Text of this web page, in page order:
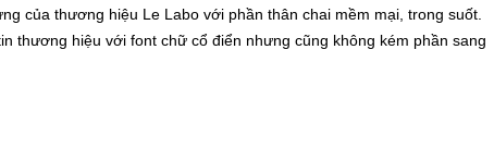
của thương hiệu Le Labo với phần thân chai mềm mại, trong suốt.
thương hiệu với font chữ cổ điển nhưng cũng không kém phần sang